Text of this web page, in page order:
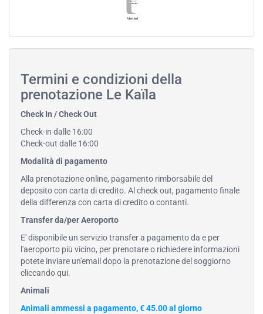
Termini e condizioni della
prenotazione Le Kaïla
Check In / Check Out
Check-in dalle 16:00
Check-out dalle 16:00
Modalità di pagamento
Alla prenotazione online, pagamento rimborsabile del
deposito con carta di credito. Al check out, pagamento finale
della differenza con carta di credito o contanti.
Transfer da/per Aeroporto
E' disponibile un servizio transfer a pagamento da e per
l'aeroporto più vicino, per prenotare o richiedere informazioni
potete inviare un'email dopo la prenotazione del soggiorno
cliccando qui.
Animali
Animali ammessi a pagamento, € 45.00 al giorno